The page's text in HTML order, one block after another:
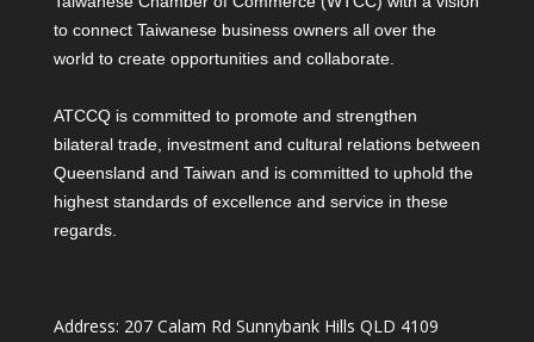
to connect Taiwanese business owners all over the
world to create opportunities and collaborate.
ATCCQ is committed to promote and strengthen
bilateral trade, investment and cultural relations between
Queensland and Taiwan and is committed to uphold the
highest standards of excellence and service in these
regards.
Address: 207 Calam Rd Sunnybank Hills QLD 4109